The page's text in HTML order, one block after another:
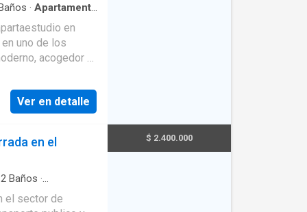
· Apartamento
en
uno de los
acogedor y
sala-
de humo y
zonas
espacios
y descubre
Ver en detalle
en el
2 Baños ·
·Piscina
$ 2.400.000